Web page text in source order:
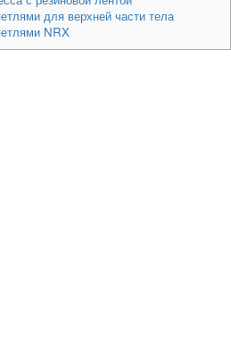
для верхней части тела
NRX